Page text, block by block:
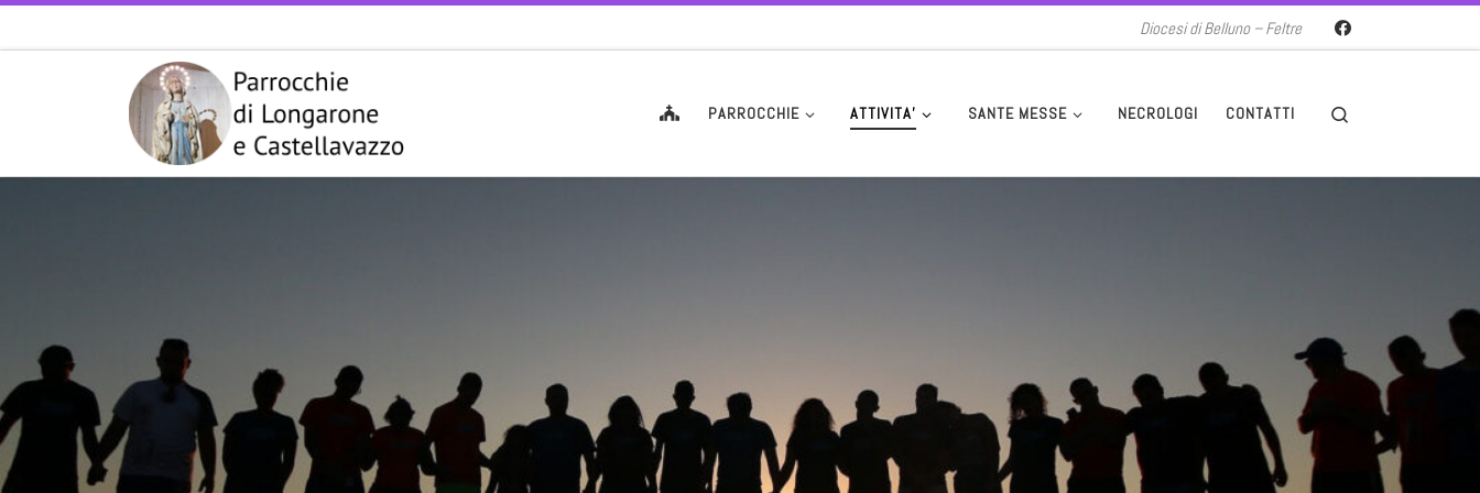
Diocesi di Belluno – Feltre
PARROCCHIE ATTIVITA’ SANTE MESSE NECROLOGI CONTATTI